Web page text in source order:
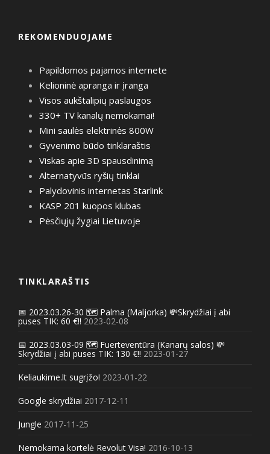
REKOMENDUOJAME
Papildomos pajamos internete
Kelioninė apranga ir įranga
Visos aukštalipių paslaugos
330+ TV kanalų nemokamai!
Mini saulės elektrinės 800W
Gyvenimo būdo tinklaraštis
Viskas apie 3D spausdinimą
Alternatyvūs ryšių tinklai
Palydovinis internetas Starlink
KASP 201 kuopos klubas
Pėsčiųjų žygiai Lietuvoje
TINKLARAŠTIS
📅 2023.03.26-30 🗺️ Palma (Maljorka) 💸Skrydžiai į abi
puses TIK: 60 €!! 2023-02-08
📅 2023.03.03-09 🗺️ Fuerteventūra (Kanarų salos) 💸
Skrydžiai į abi puses TIK: 130 €!! 2023-01-27
Keliaukime.lt sugrįžo! 2023-01-22
Google skrydžiai 2017-12-11
Jungle 2017-11-25
Nemokama kortelė Revolut Visa! 2016-10-13